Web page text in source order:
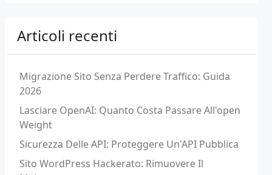
Articoli recenti
Migrazione Sito Senza Perdere Traffico: Guida
2026
Lasciare OpenAI: Quanto Costa Passare All'open
Weight
Sicurezza Delle API: Proteggere Un'API Pubblica
Sito WordPress Hackerato: Rimuovere Il